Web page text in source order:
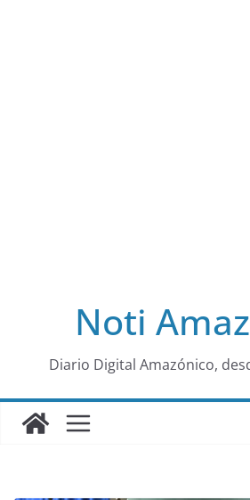
al
Noti
Diario Digital Amazónico,